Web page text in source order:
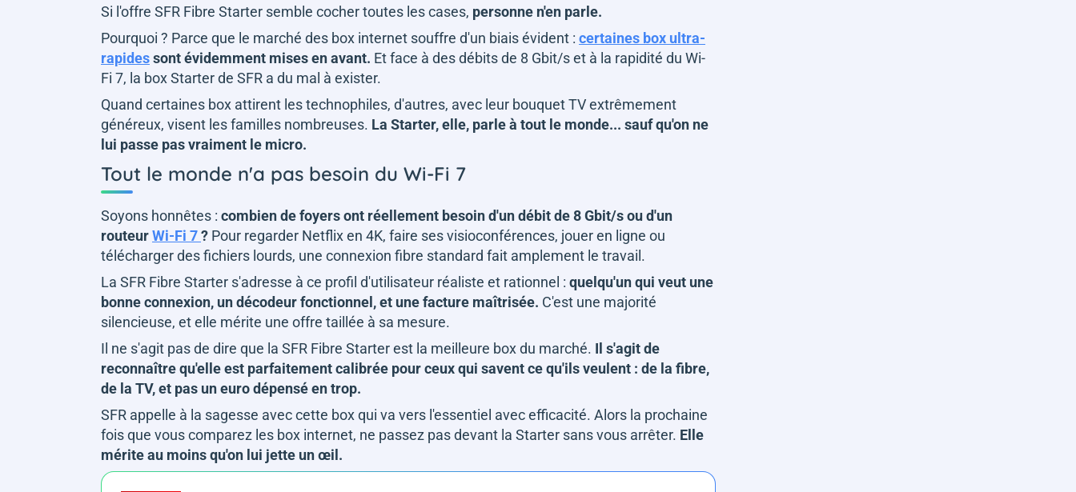
Si l'offre SFR Fibre Starter semble cocher toutes les cases, personne n'en parle.
Pourquoi ? Parce que le marché des box internet souffre d'un biais évident : certaines box ultra-
rapidessont évidemment mises en avant. Et face à des débits de 8 Gbit/s et à la rapidité du Wi-
Fi 7, la box Starter de SFR a du mal à exister.
Quand certaines box attirent les technophiles, d'autres, avec leur bouquet TV extrêmement
généreux, visent les familles nombreuses. La Starter, elle, parle à tout le monde... sauf qu'on ne
lui passe pas vraiment le micro.
Tout le monde n'a pas besoin du Wi-Fi 7
Soyons honnêtes : combien de foyers ont réellement besoin d'un débit de 8 Gbit/s ou d'un
routeurWi-Fi 7? Pour regarder Netflix en 4K, faire ses visioconférences, jouer en ligne ou
télécharger des fichiers lourds, une connexion fibre standard fait amplement le travail.
La SFR Fibre Starter s'adresse à ce profil d'utilisateur réaliste et rationnel : quelqu'un qui veut une
bonne connexion, un décodeur fonctionnel, et une facture maîtrisée. C'est une majorité
silencieuse, et elle mérite une offre taillée à sa mesure.
Il ne s'agit pas de dire que la SFR Fibre Starter est la meilleure box du marché. Il s'agit de
reconnaître qu'elle est parfaitement calibrée pour ceux qui savent ce qu'ils veulent : de la fibre,
de la TV, et pas un euro dépensé en trop.
SFR appelle à la sagesse avec cette box qui va vers l'essentiel avec efficacité. Alors la prochaine
fois que vous comparez les box internet, ne passez pas devant la Starter sans vous arrêter. Elle
mérite au moins qu'on lui jette un œil.